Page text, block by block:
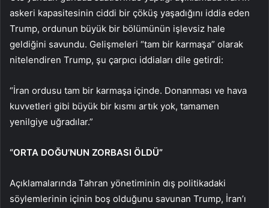
askeri kapasitesinin ciddi bir çöküş yaşadığını iddia eden
Trump, ordunun büyük bir bölümünün işlevsiz hale
geldiğini savundu. Gelişmeleri “tam bir karmaşa” olarak
nitelendiren Trump, şu çarpıcı iddiaları dile getirdi:
“İran ordusu tam bir karmaşa içinde. Donanması ve hava
kuvvetleri gibi büyük bir kısmı artık yok, tamamen
yenilgiye uğradılar.”
“ORTA DOĞU’NUN ZORBASI ÖLDÜ”
Açıklamalarında Tahran yönetiminin dış politikadaki
söylemlerinin içinin boş olduğunu savunan Trump, İran’ı